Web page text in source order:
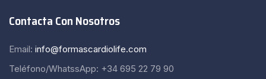
Contacta Con Nosotros
Email: info@formascardiolife.com
Teléfono/WhatssApp: +34 695 22 79 90